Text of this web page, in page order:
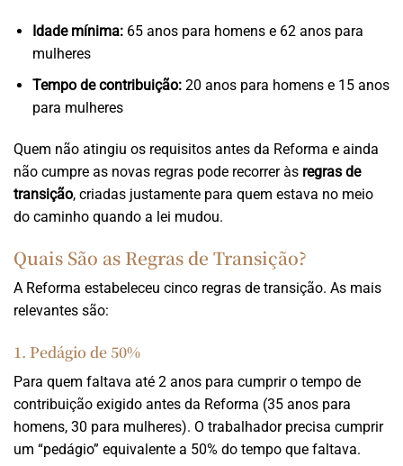
Idade mínima:65 anos para homens e 62 anos para
mulheres
Tempo de contribuição:20 anos para homens e 15 anos
para mulheres
Quem não atingiu os requisitos antes da Reforma e ainda
não cumpre as novas regras pode recorrer às regras de
transição, criadas justamente para quem estava no meio
do caminho quando a lei mudou.
Quais São as Regras de Transição?
A Reforma estabeleceu cinco regras de transição. As mais
relevantes são:
1. Pedágio de 50%
Para quem faltava até 2 anos para cumprir o tempo de
contribuição exigido antes da Reforma (35 anos para
homens, 30 para mulheres). O trabalhador precisa cumprir
um “pedágio” equivalente a 50% do tempo que faltava.